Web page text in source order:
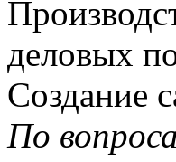
деловых
Создание
По